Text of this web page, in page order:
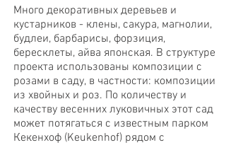
Много декоративных деревьев и
кустарников - клены, сакура, магнолии,
будлеи, барбарисы, форзиция,
бересклеты, айва японская. В структуре
проекта использованы композиции с
розами в саду, в частности: композиции
из хвойных и роз. По количеству и
качеству весенних луковичных этот сад
может потягаться с известным парком
Кекенхоф (Keukenhof) рядом с